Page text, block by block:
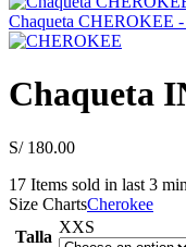
Chaqueta CHEROKEE
Chaqueta
S/180.00
17 Items sold in last 3
Size ChartsCherokee
Talla
XXS